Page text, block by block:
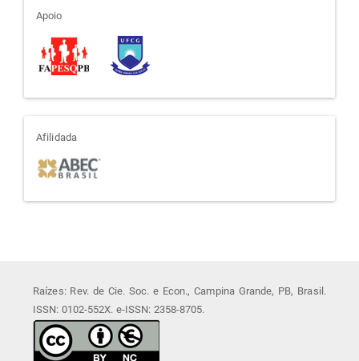
apoio
Apoio
afiliada
Afilidada
Raízes: Rev. de Cie. Soc. e Econ., Campina Grande, PB, Brasil.
ISSN: 0102-552X. e-ISSN: 2358-8705.